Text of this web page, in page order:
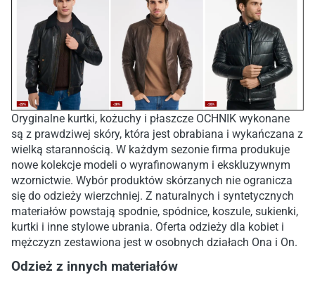
Oryginalne kurtki, kożuchy i płaszcze OCHNIK wykonane
są z prawdziwej skóry, która jest obrabiana i wykańczana z
wielką starannością. W każdym sezonie firma produkuje
nowe kolekcje modeli o wyrafinowanym i ekskluzywnym
wzornictwie. Wybór produktów skórzanych nie ogranicza
się do odzieży wierzchniej. Z naturalnych i syntetycznych
materiałów powstają spodnie, spódnice, koszule, sukienki,
kurtki i inne stylowe ubrania. Oferta odzieży dla kobiet i
mężczyzn zestawiona jest w osobnych działach Ona i On.
Odzież z innych materiałów